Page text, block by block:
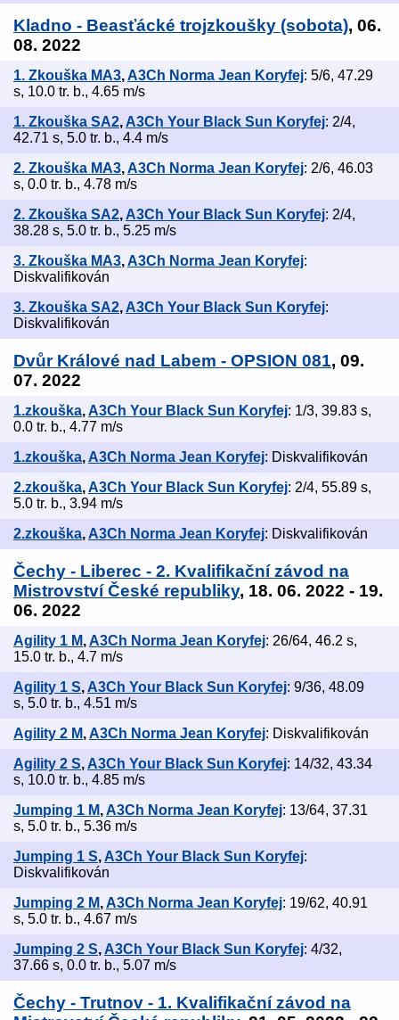
Kladno - Beasťácké trojzkoušky (sobota), 06.
08. 2022
1. Zkouška MA3,A3Ch Norma Jean Koryfej: 5/6, 47.29
s, 10.0 tr. b., 4.65 m/s
1. Zkouška SA2, A3Ch Your Black Sun Koryfej: 2/4,
42.71 s, 5.0 tr. b., 4.4 m/s
2. Zkouška MA3,A3Ch Norma Jean Koryfej: 2/6, 46.03
s, 0.0 tr. b., 4.78 m/s
2. Zkouška SA2, A3Ch Your Black Sun Koryfej: 2/4,
38.28 s, 5.0 tr. b., 5.25 m/s
3. Zkouška MA3,A3Ch Norma Jean Koryfej:
Diskvalifikován
3. Zkouška SA2, A3Ch Your Black Sun Koryfej:
Diskvalifikován
Dvůr Králové nad Labem - OPSION 081, 09.
07. 2022
1.zkouška,A3Ch Your Black Sun Koryfej: 1/3, 39.83 s,
0.0 tr. b., 4.77 m/s
1.zkouška, A3Ch Norma Jean Koryfej: Diskvalifikován
2.zkouška,A3Ch Your Black Sun Koryfej: 2/4, 55.89 s,
5.0 tr. b., 3.94 m/s
2.zkouška, A3Ch Norma Jean Koryfej: Diskvalifikován
Čechy - Liberec - 2. Kvalifikační závod na
Mistrovství České republiky, 18. 06. 2022 - 19.
06. 2022
Agility 1 M,A3Ch Norma Jean Koryfej: 26/64, 46.2 s,
15.0 tr. b., 4.7 m/s
Agility 1 S, A3Ch Your Black Sun Koryfej: 9/36, 48.09
s, 5.0 tr. b., 4.51 m/s
Agility 2 M,A3Ch Norma Jean Koryfej: Diskvalifikován
Agility 2 S, A3Ch Your Black Sun Koryfej: 14/32, 43.34
s, 10.0 tr. b., 4.85 m/s
Jumping 1 M,A3Ch Norma Jean Koryfej: 13/64, 37.31
s, 5.0 tr. b., 5.36 m/s
Jumping 1 S, A3Ch Your Black Sun Koryfej:
Diskvalifikován
Jumping 2 M,A3Ch Norma Jean Koryfej: 19/62, 40.91
s, 5.0 tr. b., 4.67 m/s
Jumping 2 S, A3Ch Your Black Sun Koryfej: 4/32,
37.66 s, 0.0 tr. b., 5.07 m/s
Čechy - Trutnov - 1. Kvalifikační závod na